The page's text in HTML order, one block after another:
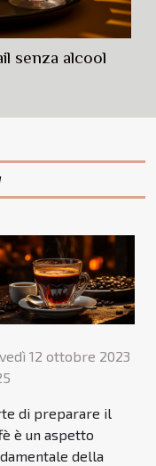
senza alcool
12 ottobre 2023
di preparare il
è un aspetto
della